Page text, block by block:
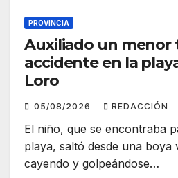
PROVINCIA
Auxiliado un menor
accidente en la
Loro
05/08/2026 REDACCIÓN
El niño, que se encontraba
playa, saltó desde una boya
cayendo y golpeándose…